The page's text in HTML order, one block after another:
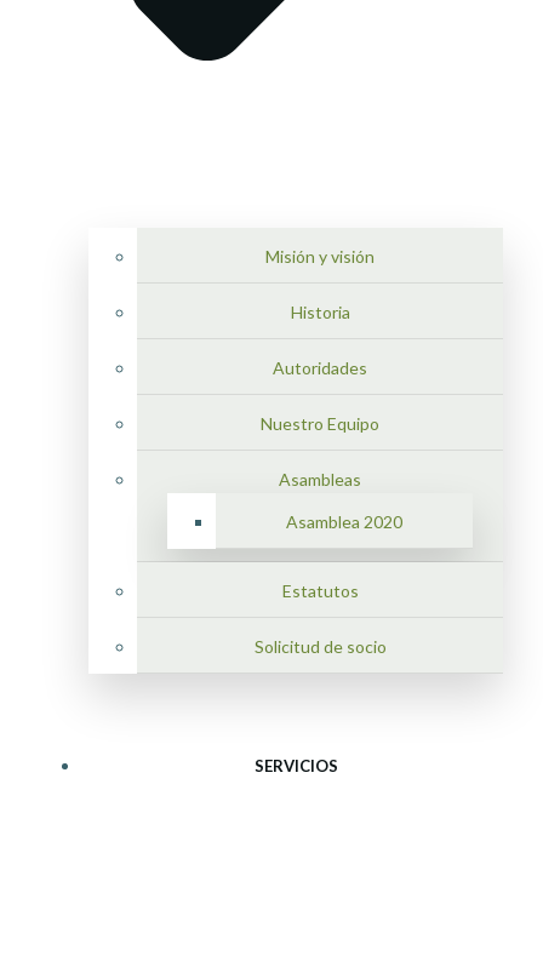
Misión y visión
Historia
Autoridades
Nuestro Equipo
Asambleas
Asamblea 2020
Estatutos
Solicitud de socio
SERVICIOS